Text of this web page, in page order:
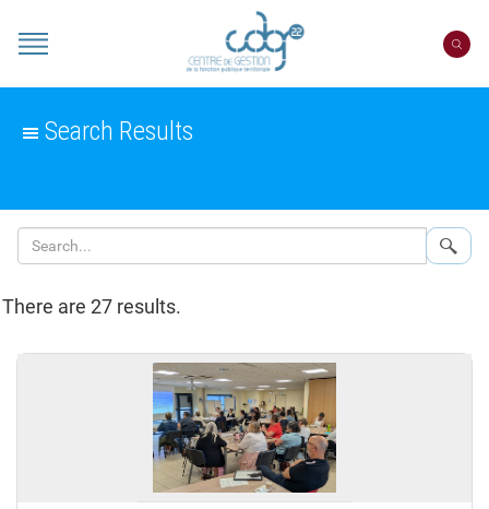
CDG
22
Search Results
There are 27 results.